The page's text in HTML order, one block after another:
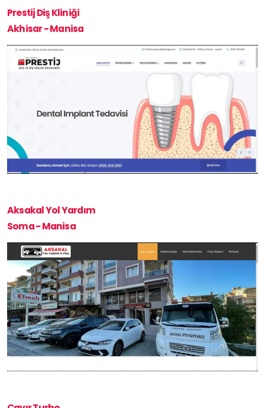
Prestij Diş Kliniği
Akhisar - Manisa
Aksakal Yol Yardım
Soma - Manisa